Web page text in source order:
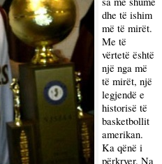
dhe të ishim
më të mirët.
Me të
vërtetë është
një nga më
të mirët, një
legjendë e
historisë të
basketbollit
amerikan.
Ka qënë i
përkryer. Na